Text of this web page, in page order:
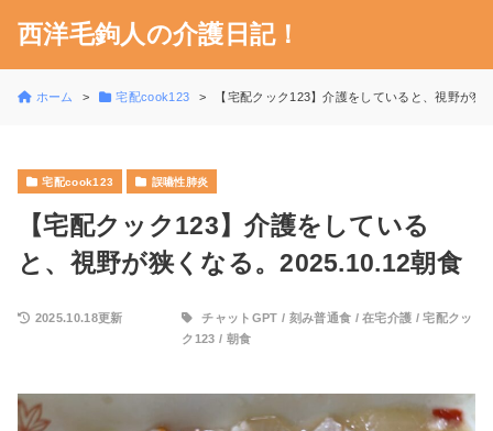
西洋毛鉤人の介護日記！
ホーム 宅配cook123 【宅配クック123】介護をしていると、視野が狭
宅配cook123 誤嚥性肺炎
【宅配クック123】介護をしている
と、視野が狭くなる。2025.10.12朝食
2025.10.18更新 チャットGPT / 刻み普通食 /在宅介護 /宅配クッ
ク123 / 朝食